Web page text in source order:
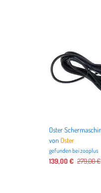
von Oster
gefunden beizooplus
139,00 € 279,00 €